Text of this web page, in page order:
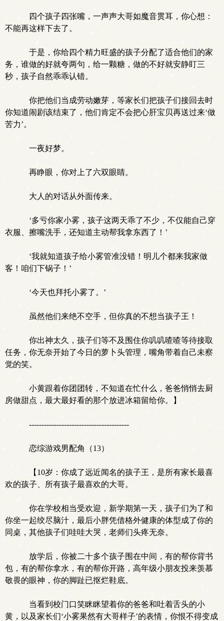
四个孩子四张嘴，一声声大哥如魔音贯耳，你心想：
不能再这样下去了。
于是，你给四个精力旺盛的孩子分配了适合他们的家
务，谁做的好就夸两句，给一颗糖，做的不好就安静盯三
秒，孩子自然乖乖认错。
你把他们当成劳动嫩芽，等家长们把孩子们接回去时
你知道闹剧该结束了，他们肯定不会把心肝宝贝再送过来‘做
苦力’。
一夜好梦。
再睁眼，你对上了六双眼睛。
大人的对话从外面传来。
‘多亏你家小雾，孩子这两天乖了不少，不仅能自己穿
衣服、擦嘴洗手，还知道主动帮我拿东西了！’
‘我就知道孩子给小雾管准没错！明儿个都来我家做
客！咱们下锅子！’
‘今天也拜托小雾了。’
虽然他们来绝不空手，但你真的不想当孩子王！
你出神太久，孩子们等不及围住你叽叽喳喳等待接取
任务，你无奈开始了今日的萝卜头管理，嘴角带着自己未察
觉的笑。
小黄跟着你团团转，不知道在忙什么，爸爸悄悄去厨
房做甜点，最大最好看的那个放进冰箱留给你。】
----------------------------------------
恋综游戏男配角（13）
【10岁：你成了远近闻名的孩子王，是所有家长最喜
欢的孩子、所有孩子最喜欢的大哥。
你在学校相当受欢迎，新学期第一天，孩子们为了和
你坐一起绞尽脑汁，最后小胖凭借格外健康的体型成了你的
同桌，其他孩子们哇哇大哭，老师们头疼无奈。
放学后，你被二十多个孩子围在中间，有的帮你背书
包，有的帮你拿水，有的帮你开路，高年级小朋友投来羡慕
敬畏的眼神，你的脚趾已抠烂鞋底。
当看到校门口笑眯眯望着你的爸爸和吐着舌头的小
黄，以及家长们‘小雾果然有大哥样子’的表情，你恨不得变成